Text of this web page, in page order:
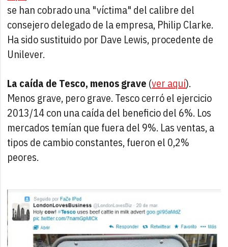
se han cobrado una "víctima" del calibre del
consejero delegado de la empresa, Philip Clarke.
Ha sido sustituido por Dave Lewis, procedente de
Unilever.
La caída de Tesco, menos grave (ver aquí).
Menos grave, pero grave. Tesco cerró el ejercicio
2013/14 con una caída del beneficio del 6%. Los
mercados temían que fuera del 9%. Las ventas, a
tipos de cambio constantes, fueron el 0,2%
peores.